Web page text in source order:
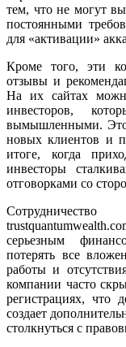
тем, что не могут
постоянными
для «активации»
Кроме того, эти
отзывы и
На их сайтах
инвесторов,
вымышленными. Это
новых клиентов и
итоге, когда
инвесторы
отговорками со
серьезным
потерять все
работы и
компании часто
регистрациях, что
создает
столкнуться с